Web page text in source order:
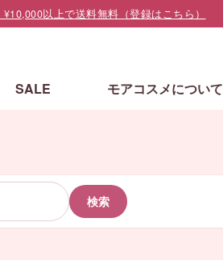
SALE モアコスメについて
検索
以上で送料無料（登録はこちら）